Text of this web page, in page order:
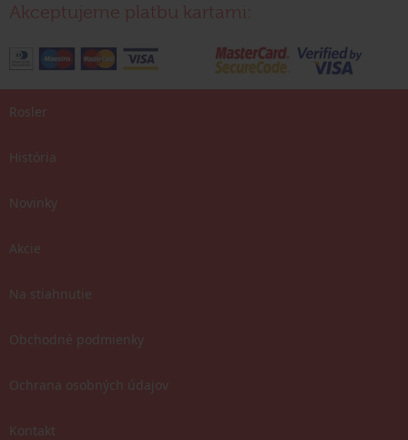
Akceptujeme platbu kartami:
Rosler
História
Novinky
Akcie
Na stiahnutie
Obchodné podmienky
Ochrana osobných údajov
Kontakt